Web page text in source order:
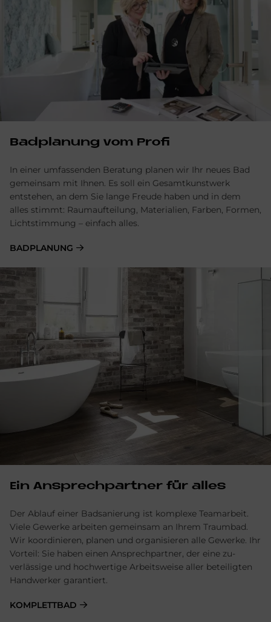
Bad­pla­nung vom Pro­fi
In einer umfassenden Beratung planen wir Ihr neues Bad
gemeinsam mit Ihnen. Es soll ein Gesamtkunstwerk
entstehen, an dem Sie lange Freude haben und in dem
alles stimmt: Raumaufteilung, Materialien, Farben, Formen,
Lichtstimmung – einfach alles.
BAD­PLA­NUNG
Ein Ansprechpartner für alles
Der Ablauf einer Badsanierung ist komplexe Team­arbeit.
Viele Gewerke arbeiten gemein­sam an Ihrem Traum­bad.
Wir ko­ordinieren, planen und orga­nisieren alle Ge­werke. Ihr
Vor­teil: Sie haben einen Ansprech­partner, der eine zu­
verlässige und hoch­wertige Arbeits­weise aller be­teiligten
Hand­werker garantiert.
KOMPLETTBAD